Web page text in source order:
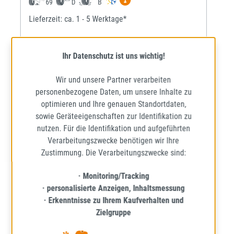
69 D B
Lieferzeit: ca. 1 - 5 Werktage*
Preise inkl. MwSt. zzgl. Versandkosten
IN DEN WARENKORB
Ihr Datenschutz ist uns wichtig!
Wir und unsere Partner verarbeiten
personenbezogene Daten, um unsere Inhalte zu
optimieren und Ihre genauen Standortdaten,
sowie Geräteeigenschaften zur Identifikation zu
nutzen. Für die Identifikation und aufgeführten
Verarbeitungszwecke benötigen wir Ihre
Zustimmung. Die Verarbeitungszwecke sind:
· Monitoring/Tracking
· personalisierte Anzeigen, Inhaltsmessung
· Erkenntnisse zu Ihrem Kaufverhalten und
Zielgruppe